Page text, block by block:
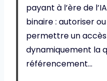
payant à l’ère de
binaire : autoriser
permettre un
dynamiquement la
référencement…